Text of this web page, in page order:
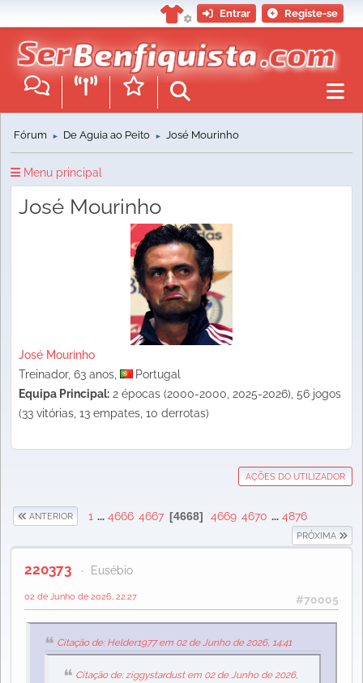
Entrar Registe-se
Fórum ► De Águia ao Peito ► José Mourinho
Menu principal
José Mourinho
José Mourinho
Treinador, 63 anos,
Portugal
Equipa Principal: 2 épocas (2000-2000, 2025-2026), 56 jogos
(33 vitórias, 13 empates, 10 derrotas)
AÇÕES DO UTILIZADOR
ANTERIOR 1 ... 4666 4667 4668 4669 4670 ... 4876
PRÓXIMA
220373 Eusébio
#70005
02 de Junho de 2026, 22:27
Citação de: Helder1977 em 02 de Junho de 2026, 14:41
Citação de: ziggystardust em 02 de Junho de 2026,